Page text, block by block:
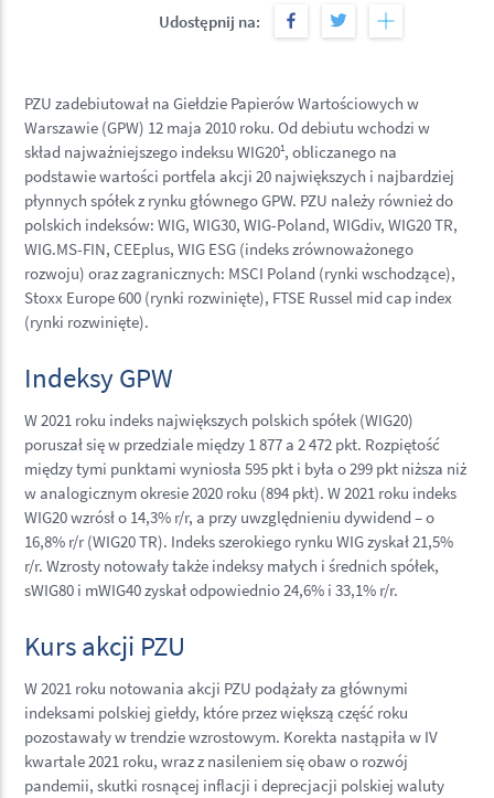
Udostępnij na:
PZU zadebiutował na Giełdzie Papierów Wartościowych w
Warszawie (GPW) 12 maja 2010 roku. Od debiutu wchodzi w
skład najważniejszego indeksu WIG201, obliczanego na
podstawie wartości portfela akcji 20 największych i najbardziej
płynnych spółek z rynku głównego GPW. PZU należy również do
polskich indeksów: WIG, WIG30, WIG-Poland, WIGdiv, WIG20 TR,
WIG.MS-FIN, CEEplus, WIG ESG (indeks zrównoważonego
rozwoju) oraz zagranicznych: MSCI Poland (rynki wschodzące),
Stoxx Europe 600 (rynki rozwinięte), FTSE Russel mid cap index
(rynki rozwinięte).
Indeksy GPW
W 2021 roku indeks największych polskich spółek (WIG20)
poruszał się w przedziale między 1 877 a 2 472 pkt. Rozpiętość
między tymi punktami wyniosła 595 pkt i była o 299 pkt niższa niż
w analogicznym okresie 2020 roku (894 pkt). W 2021 roku indeks
WIG20 wzrósł o 14,3% r/r, a przy uwzględnieniu dywidend – o
16,8% r/r (WIG20 TR). Indeks szerokiego rynku WIG zyskał 21,5%
r/r. Wzrosty notowały także indeksy małych i średnich spółek,
sWIG80 i mWIG40 zyskał odpowiednio 24,6% i 33,1% r/r.
Kurs akcji PZU
W 2021 roku notowania akcji PZU podążały za głównymi
indeksami polskiej giełdy, które przez większą część roku
pozostawały w trendzie wzrostowym. Korekta nastąpiła w IV
kwartale 2021 roku, wraz z nasileniem się obaw o rozwój
pandemii, skutki rosnącej inflacji i deprecjacji polskiej waluty